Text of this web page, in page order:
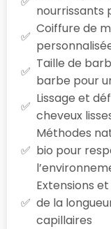
nourrissants
Coiffure de
Taille de
barbe pour
Lissage et
cheveux
Méthodes
bio pour
Extensions
de la
capillaires